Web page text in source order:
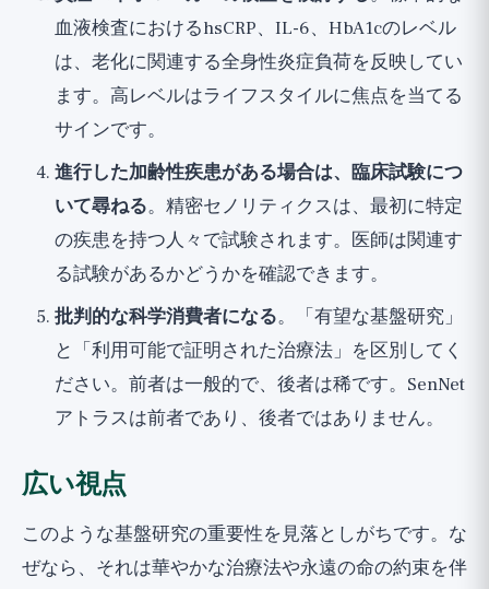
血液検査におけるhsCRP、IL-6、HbA1cのレベル
は、老化に関連する全身性炎症負荷を反映してい
ます。高レベルはライフスタイルに焦点を当てる
サインです。
進行した加齢性疾患がある場合は、臨床試験につ
いて尋ねる。精密セノリティクスは、最初に特定
の疾患を持つ人々で試験されます。医師は関連す
る試験があるかどうかを確認できます。
批判的な科学消費者になる。「有望な基盤研究」
と「利用可能で証明された治療法」を区別してく
ださい。前者は一般的で、後者は稀です。SenNet
アトラスは前者であり、後者ではありません。
広い視点
このような基盤研究の重要性を見落としがちです。な
ぜなら、それは華やかな治療法や永遠の命の約束を伴